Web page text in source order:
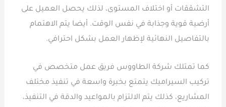
التشققات أو اختلاف المستوى، لذلك يحصل العميل على
أرضية قوية وجذابة في نفس الوقت. أيضا يتم الاهتمام
بالتفاصيل النهائية لإظهار العمل بشكل احترافي.
كما تمتلك شركة الطاووس فريق عمل متخصص في
تركيب السيراميك يتمتع بخبرة واسعة في تنفيذ مختلف
المشاريع، كذلك يتم الالتزام بالمواعيد والدقة في التنفيذ،